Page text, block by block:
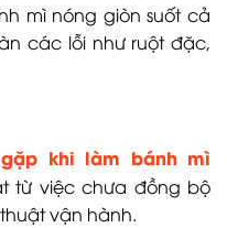
mì nóng giòn suốt cả
các lỗi như ruột đặc,
khi làm bánh mì
từ việc chưa đồng bộ
vận hành.